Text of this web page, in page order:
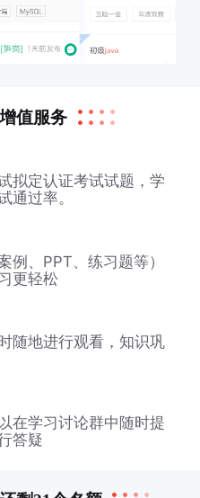
值服务
拟定认证考试试题，学
通过率。
例、PPT、练习题等）
更轻松
随地进行观看，知识巩
在学习讨论群中随时提
答疑